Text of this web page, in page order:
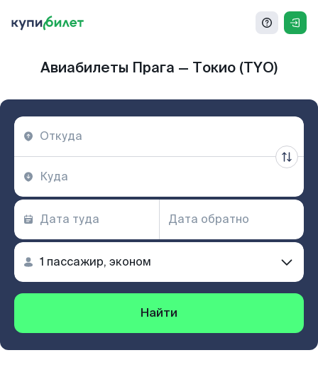
Авиабилеты Прага — Токио (TYO)
Найти